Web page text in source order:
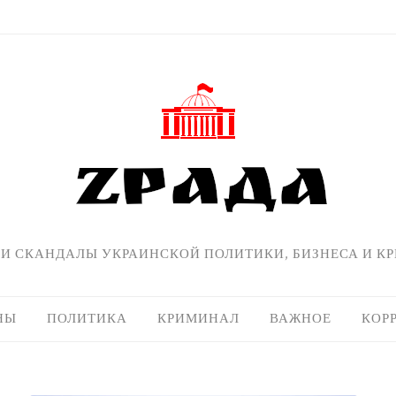
СКАНДАЛЫ УКРАИНСКОЙ ПОЛИТИКИ, БИЗНЕСА И
ПОЛИТИКА КРИМИНАЛ ВАЖНОЕ